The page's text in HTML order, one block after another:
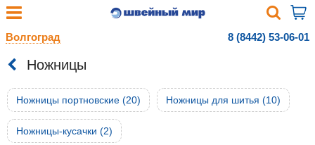
Волгоград 8 (8442) 53-06-01
Ножницы
Ножницы портновские (20) Ножницы для шитья (10)
Ножницы-кусачки (2)